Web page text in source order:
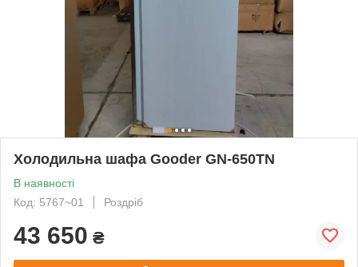
Холодильна шафа Gooder GN-650TN
В наявності
Код: 5767~01
Роздріб
43 650 ₴